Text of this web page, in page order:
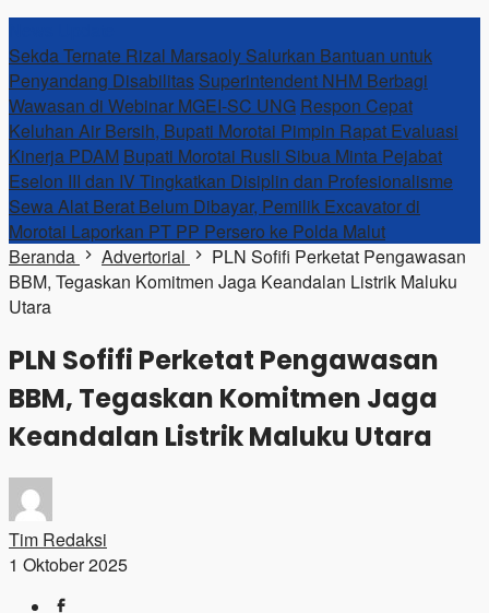
Sekda Ternate Rizal Marsaoly Salurkan Bantuan untuk
Penyandang Disabilitas Superintendent NHM Berbagi
Wawasan di Webinar MGEI-SC UNG Respon Cepat
Keluhan Air Bersih, Bupati Morotai Pimpin Rapat Evaluasi
Kinerja PDAM Bupati Morotai Rusli Sibua Minta Pejabat
Eselon III dan IV Tingkatkan Disiplin dan Profesionalisme
Sewa Alat Berat Belum Dibayar, Pemilik Excavator di
Morotai Laporkan PT PP Persero ke Polda Malut
Beranda
Advertorial
PLN Sofifi Perketat Pengawasan
BBM, Tegaskan Komitmen Jaga Keandalan Listrik Maluku
Utara
PLN Sofifi Perketat Pengawasan
BBM, Tegaskan Komitmen Jaga
Keandalan Listrik Maluku Utara
Tim Redaksi
1 Oktober 2025